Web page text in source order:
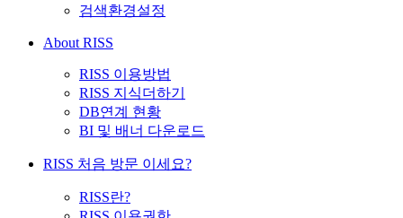
검색환경설정
About RISS
RISS 이용방법
RISS 지식더하기
DB연계 현황
BI 및 배너 다운로드
RISS 처음 방문 이세요?
RISS란?